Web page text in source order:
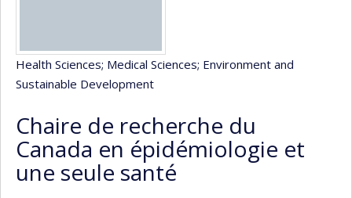
Health Sciences; Medical Sciences; Environment and
Sustainable Development
Chaire de recherche du
Canada en épidémiologie et
une seule santé